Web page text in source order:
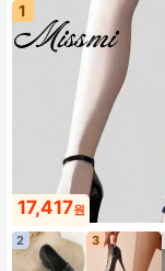
1
17,417원
2 3